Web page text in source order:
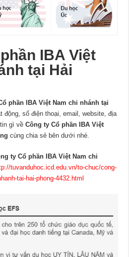
IBA Việt
tại Hải
phần IBA Việt Nam chi nhánh tại
động, số điện thoại, email, website, địa
gì vềCông ty Cổ phần IBA Việt
cùng chia sẻ bên dưới nhé.
ty Cổ phần IBA Việt Nam chi
tuvanduhoc.icd.edu.vn/to-chuc/cong-
tai-hai-phong-4432.html